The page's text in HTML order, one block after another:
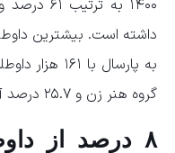
گروه هنر زن و ۲۵.۷ درصد آن مرد هستند.
۸ درصد از